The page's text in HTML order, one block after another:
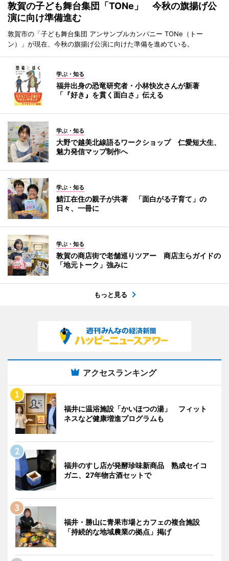
敦賀の子ども舞台集団「TONe」 今秋の旗揚げ公
演に向け準備進む
敦賀市の「子ども舞台集団 アンサンブルカンパニー TONe（トー
ン）」が現在、今秋の旗揚げ公演に向けた準備を進めている。
学ぶ・知る
福井出身の恐竜研究者・小林快次さんが新著
「『好き』を貫く面白さ」伝える
学ぶ・知る
大野で越美北線語るワークショップ 仁愛短大生、
魅力発信マップ制作へ
学ぶ・知る
鯖江在住の親子が共著 「面白がる子育て」の
日々、一冊に
学ぶ・知る
敦賀の商店街で老舗巡りツアー 商店主らガイドの
「地元トーク」強みに
もっと見る
アクセスランキング
福井に温浴施設「かいほつの湯」 フィット
ネスなど健康増進プログラムも
福井のすし店が発酵珍味新商品 熟成セイコ
ガニ、27年物古酒セットで
福井・勝山に青果市場とカフェの複合施設
「持続的な地域農業の拠点」掲げ